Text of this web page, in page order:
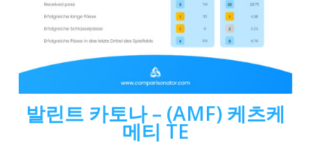
발린트 카토나 – (AMF) 케츠케
메티 TE